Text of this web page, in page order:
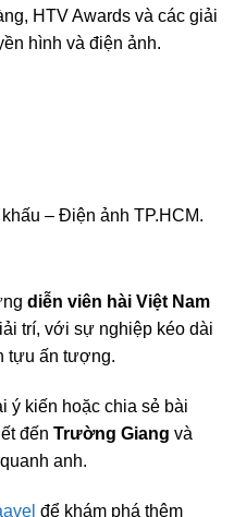
HTV Awards và các giải
hình và điện ảnh.
– Điện ảnh TP.HCM.
diễn viên hài Việt Nam
trí, với sự nghiệp kéo dài
tựu ấn tượng.
ý kiến hoặc chia sẻ bài
đến Trường Giang và
anh.
để khám phá thêm